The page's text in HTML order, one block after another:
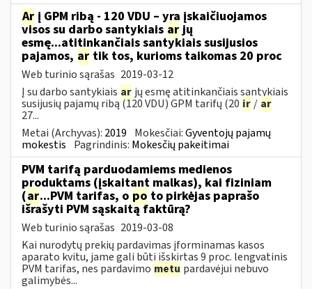
Ar į GPM ribą - 120 VDU – yra įskaičiuojamos
visos su darbo santykiais arjų
esmę...atitinkančiais santykiais susijusios
pajamos, ar tik tos, kurioms taikomas 20 proc
Web turinio sąrašas 2019-03-12
Į su darbo santykiais ar jų esmę atitinkančiais santykiais
susijusių pajamų ribą (120 VDU) GPM tarifų (20 ir / ar
27...
Metai (Archyvas): 2019 Mokesčiai:Gyventojų pajamų
mokestis Pagrindinis: Mokesčių pakeitimai
PVM tarifą parduodamiems medienos
produktams (įskaitant malkas), kai fiziniam
(ar...PVM tarifas, o po to pirkėjas paprašo
išrašyti PVM sąskaitą faktūrą?
Web turinio sąrašas 2019-03-08
Kai nurodytų prekių pardavimas įforminamas kasos
aparato kvitu, jame gali būti išskirtas 9 proc. lengvatinis
PVM tarifas, nes pardavimo metu pardavėjui nebuvo
galimybės...